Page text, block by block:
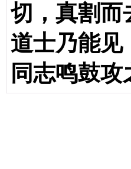
切，真割而
道士乃能见
同志鸣鼓攻